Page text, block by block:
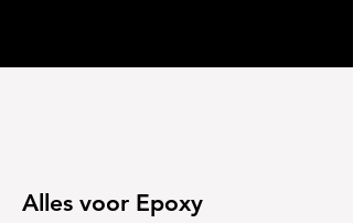
Alles voor Epoxy